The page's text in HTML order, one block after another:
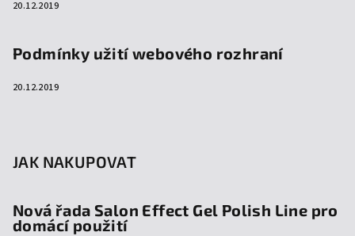
20.12.2019
Podmínky užití webového rozhraní
20.12.2019
JAK NAKUPOVAT
Nová řada Salon Effect Gel Polish Line pro
domácí použití